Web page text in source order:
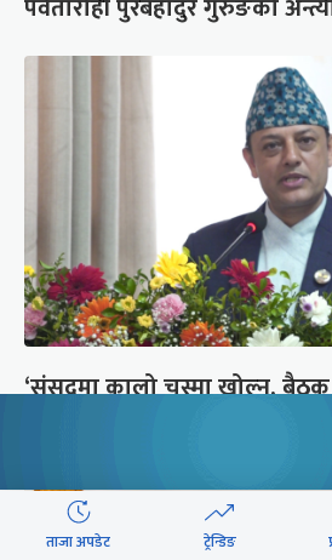
‘संसद्‍मा कालो चस्मा खोल्नू,
ताजा अपडेट ट्रेन्डिङ